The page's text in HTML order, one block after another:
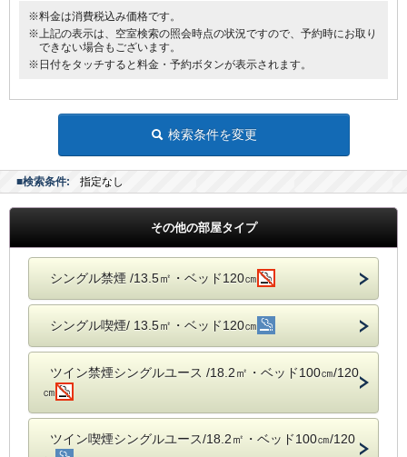
※料金は消費税込み価格です。
※上記の表示は、空室検索の照会時点の状況ですので、予約時にお取り
できない場合もございます。
※日付をタッチすると料金・予約ボタンが表示されます。
検索条件を変更
■検索条件: 指定なし
その他の部屋タイプ
シングル禁煙 /13.5㎡・ベッド120㎝
シングル喫煙/ 13.5㎡・ベッド120㎝
ツイン禁煙シングルユース /18.2㎡・ベッド100㎝/120
㎝
ツイン喫煙シングルユース/18.2㎡・ベッド100㎝/120